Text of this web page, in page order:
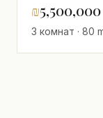
₪5,500,000
3 комнат · 80